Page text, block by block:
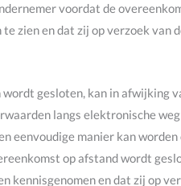
voordat de
zien en dat zij op verzoek van
gesloten, kan in afwijking
langs elektronische
eenvoudige manier kan
op afstand wordt
kennisgenomen en dat zij op